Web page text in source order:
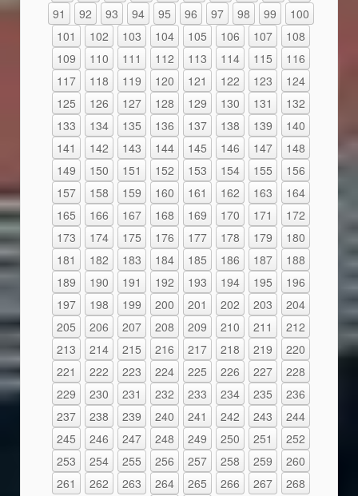
91
92 93 94 95 96 97 98 99
100
101
102 103 104 105 106 107
108
109
110 111 112 113 114 115
116
117
118 119 120 121 122 123
124
125
126 127 128 129 130 131
132
133
134 135 136 137 138 139
140
141
142 143 144 145 146 147
148
149
150 151 152 153 154 155
156
157
158 159 160 161 162 163
164
165
166 167 168 169 170 171
172
173
174 175 176 177 178 179
180
181
182 183 184 185 186 187
188
189
190 191 192 193 194 195
196
197
198 199 200 201 202 203
204
205
206 207 208 209 210 211
212
213
214 215 216 217 218 219
220
221
222 223 224 225 226 227
228
229
230 231 232 233 234 235
236
237
238 239 240 241 242 243
244
245
246 247 248 249 250 251
252
253
254 255 256 257 258 259
260
261
262 263 264 265 266 267
268